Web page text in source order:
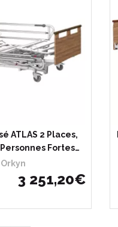
ATLAS 2 Places,
Fortes…
Orkyn
3 251,20€